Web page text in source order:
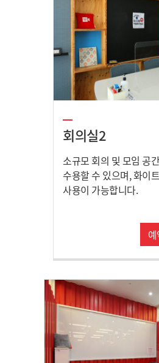
회의실2
소규모 회의 및 모임 공
수용할 수 있으며, 화이
사용이 가능합니다.